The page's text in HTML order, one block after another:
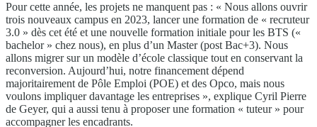
Pour cette année, les projets ne manquent pas : « Nous allons ouvrir
trois nouveaux campus en 2023, lancer une formation de « recruteur
3.0 » dès cet été et une nouvelle formation initiale pour les BTS («
bachelor » chez nous), en plus d’un Master (post Bac+3). Nous
allons migrer sur un modèle d’école classique tout en conservant la
reconversion. Aujourd’hui, notre financement dépend
majoritairement de Pôle Emploi (POE) et des Opco, mais nous
voulons impliquer davantage les entreprises », explique Cyril Pierre
de Geyer, qui a aussi tenu à proposer une formation « tuteur » pour
accompagner les encadrants.